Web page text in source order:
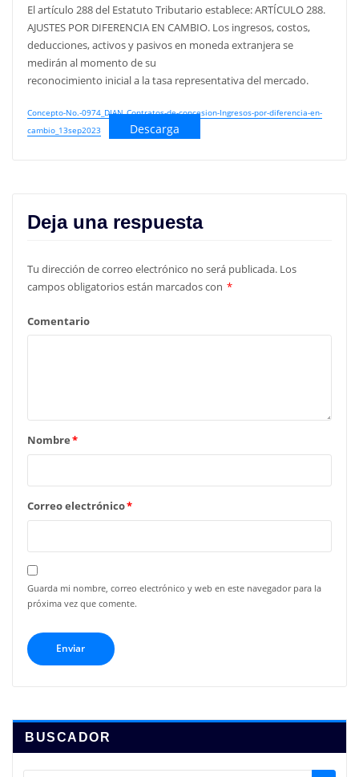
El artículo 288 del Estatuto Tributario establece: ARTÍCULO 288.
AJUSTES POR DIFERENCIA EN CAMBIO. Los ingresos, costos,
deducciones, activos y pasivos en moneda extranjera se
medirán al momento de su
reconocimiento inicial a la tasa representativa del mercado.
Concepto-No.-0974_DIAN_Contratos-de-concesion-Ingresos-por-diferencia-en-
cambio_13sep2023
Descarga
Deja una respuesta
Tu dirección de correo electrónico no será publicada. Los
campos obligatorios están marcados con *
Comentario
Nombre*
Correo electrónico*
Guarda mi nombre, correo electrónico y web en este navegador para la
próxima vez que comente.
BUSCADOR